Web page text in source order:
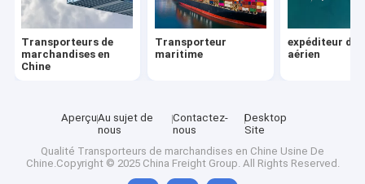
Transporteurs de
marchandises en
Chine
Transporteur
maritime
expéditeur de
aérien
AperçuAu sujet de
nous
Contactez-
nous
Desktop
Site
Qualité Transporteurs de marchandises en Chine Usine De
Chine.Copyright © 2025 China Freight Group. All Rights Reserved.